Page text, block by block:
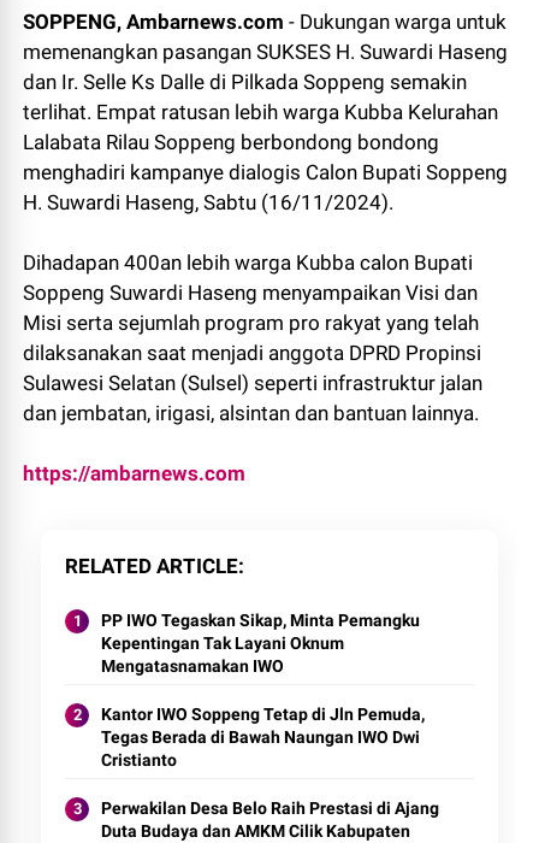
SOPPENG, Ambarnews.com - Dukungan warga untuk
memenangkan pasangan SUKSES H. Suwardi Haseng
dan Ir. Selle Ks Dalle di Pilkada Soppeng semakin
terlihat. Empat ratusan lebih warga Kubba Kelurahan
Lalabata Rilau Soppeng berbondong bondong
menghadiri kampanye dialogis Calon Bupati Soppeng
H. Suwardi Haseng, Sabtu (16/11/2024).
Dihadapan 400an lebih warga Kubba calon Bupati
Soppeng Suwardi Haseng menyampaikan Visi dan
Misi serta sejumlah program pro rakyat yang telah
dilaksanakan saat menjadi anggota DPRD Propinsi
Sulawesi Selatan (Sulsel) seperti infrastruktur jalan
dan jembatan, irigasi, alsintan dan bantuan lainnya.
https://ambarnews.com
RELATED ARTICLE
PP IWO Tegaskan Sikap, Minta Pemangku
Kepentingan Tak Layani Oknum
Mengatasnamakan IWO
Kantor IWO Soppeng Tetap di Jln Pemuda,
Tegas Berada di Bawah Naungan IWO Dwi
Cristianto
Perwakilan Desa Belo Raih Prestasi di Ajang
Duta Budaya dan AMKM Cilik Kabupaten